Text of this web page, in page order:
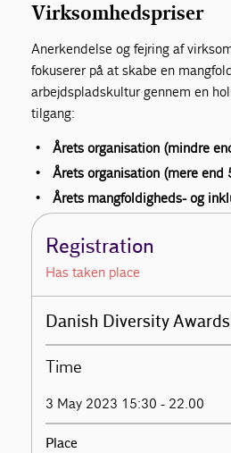
Virksomhedspriser
Anerkendelse og fejring af
fokuserer på at skabe en
arbejdspladskultur gennem en
tilgang:
Årets organisation (mindre
Årets organisation (mere end
Årets mangfoldigheds- og
Registration
Has taken place
Danish Diversity
Time
3 May 2023 15:30 - 22.00
Place